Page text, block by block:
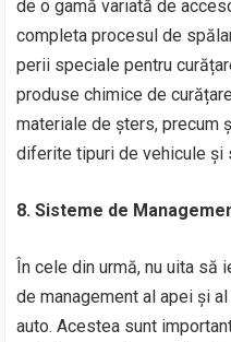
de o gamă variată de
completa procesul de
perii speciale pentru
produse chimice de
materiale de șters, precum
diferite tipuri de vehicule și
8. Sisteme de
În cele din urmă, nu uita
de management al apei și
auto. Acestea sunt